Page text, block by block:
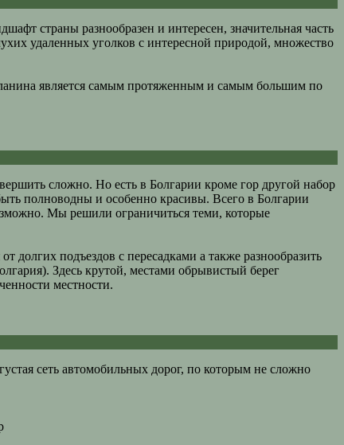
страны разнообразен и интересен, значительная часть
удаленных уголков с интересной природой, множество
является самым протяженным и самым большим по
сложно. Но есть в Болгарии кроме гор другой набор
полноводны и особенно красивы. Всего в Болгарии
Мы решили ограничиться теми, которые
долгих подъездов с пересадками а также разнообразить
Здесь крутой, местами обрывистый берег
местности.
сеть автомобильных дорог, по которым не сложно